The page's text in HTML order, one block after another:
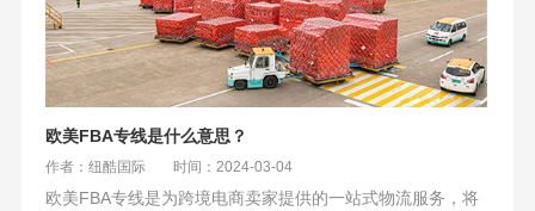
欧美FBA专线是什么意思？
作者：纽酷国际 时间：2024-03-04
欧美FBA专线是为跨境电商卖家提供的一站式物流服务，将